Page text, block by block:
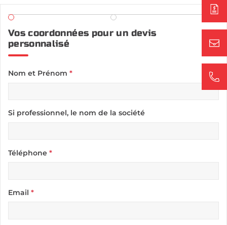
Vos coordonnées pour un devis
personnalisé
Nom et Prénom *
Si professionnel, le nom de la société
Téléphone*
Email *